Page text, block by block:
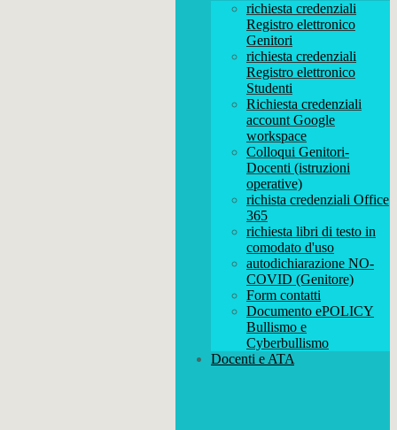
richiesta credenziali
Registro elettronico
Genitori
richiesta credenziali
Registro elettronico
Studenti
Richiesta credenziali
account Google
workspace
Colloqui Genitori-
Docenti (istruzioni
operative)
richista credenziali Office
365
richiesta libri di testo in
comodato d'uso
autodichiarazione NO-
COVID (Genitore)
Form contatti
Documento ePOLICY
Bullismo e
Cyberbullismo
Docenti e ATA